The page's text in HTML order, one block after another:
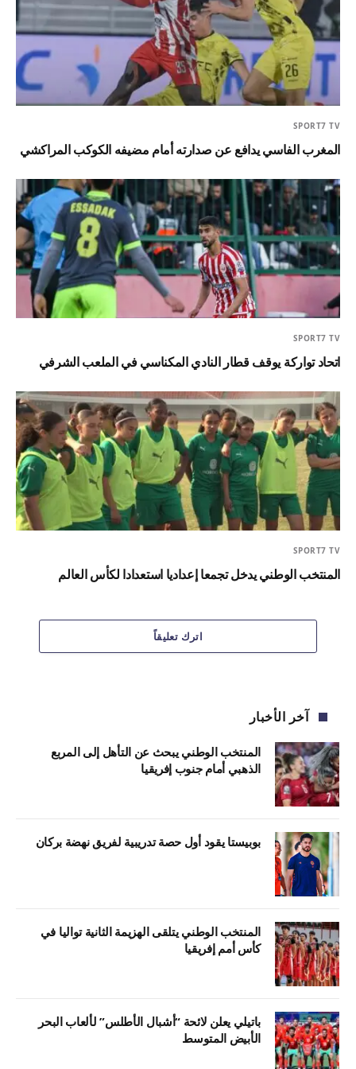
SPORT7 TV
المغرب الفاسي يدافع عن صدارته أمام مضيفه الكوكب المراكشي
SPORT7 TV
اتحاد تواركة يوقف قطار النادي المكناسي في الملعب الشرفي
SPORT7 TV
المنتخب الوطني يدخل تجمعا إعداديا استعدادا لكأس العالم
اترك تعليقاً
آخر الأخبار
المنتخب الوطني يبحث عن التأهل إلى المربع
الذهبي أمام جنوب إفريقيا
بوبيستا يقود أول حصة تدريبية لفريق نهضة بركان
المنتخب الوطني يتلقى الهزيمة الثانية تواليا في
كأس أمم إفريقيا
باتيلي يعلن لائحة “أشبال الأطلس” لألعاب البحر
الأبيض المتوسط